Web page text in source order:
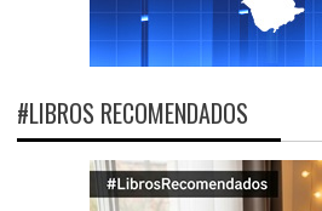
#LIBROS RECOMENDADOS